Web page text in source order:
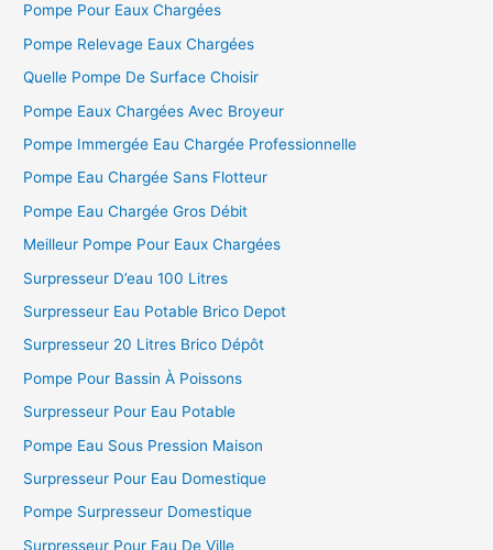
Pompe Pour Eaux Chargées
Pompe Relevage Eaux Chargées
Quelle Pompe De Surface Choisir
Pompe Eaux Chargées Avec Broyeur
Pompe Immergée Eau Chargée Professionnelle
Pompe Eau Chargée Sans Flotteur
Pompe Eau Chargée Gros Débit
Meilleur Pompe Pour Eaux Chargées
Surpresseur D’eau 100 Litres
Surpresseur Eau Potable Brico Depot
Surpresseur 20 Litres Brico Dépôt
Pompe Pour Bassin À Poissons
Surpresseur Pour Eau Potable
Pompe Eau Sous Pression Maison
Surpresseur Pour Eau Domestique
Pompe Surpresseur Domestique
Surpresseur Pour Eau De Ville